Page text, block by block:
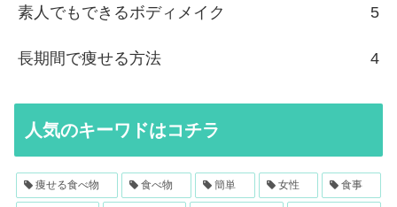
素人でもできるボディメイク 5
長期間で痩せる方法 4
人気のキーワドはコチラ
痩せる食べ物 食べ物 簡単 女性 食事